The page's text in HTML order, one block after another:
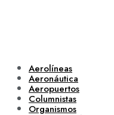
Aerolíneas
Aeronáutica
Aeropuertos
Columnistas
Organismos